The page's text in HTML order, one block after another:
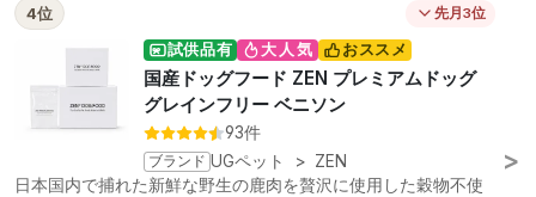
4位 先月3位
試供品有 大人気 おススメ
国産ドッグフード ZEN プレミアムドッグ
グレインフリー ベニソン
93件
ブランド UGペット > ZEN
日本国内で捕れた新鮮な野生の鹿肉を贅沢に使用した穀物不使